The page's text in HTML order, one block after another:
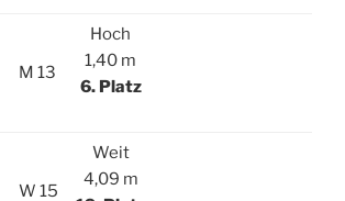
M 13
Hoch
1,40 m
6. Platz
W 15
Weit
4,09 m